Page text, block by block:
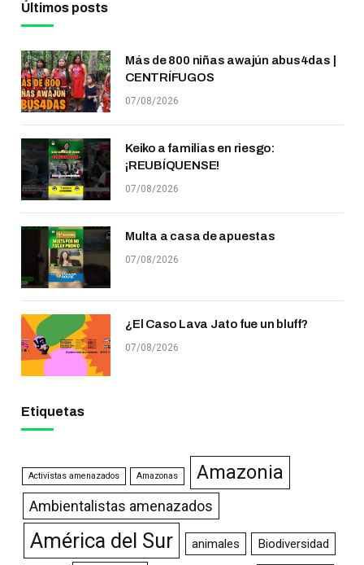
Últimos posts
Más de 800 niñas awajún abus4das |
CENTRÍFUGOS
07/08/2026
Keiko a familias en riesgo:
¡REUBÍQUENSE!
07/08/2026
Multa a casa de apuestas
07/08/2026
¿El Caso Lava Jato fue un bluff?
07/08/2026
Etiquetas
Activistas amenazados Amazonas Amazonia
Ambientalistas amenazados
América del Sur animales Biodiversidad